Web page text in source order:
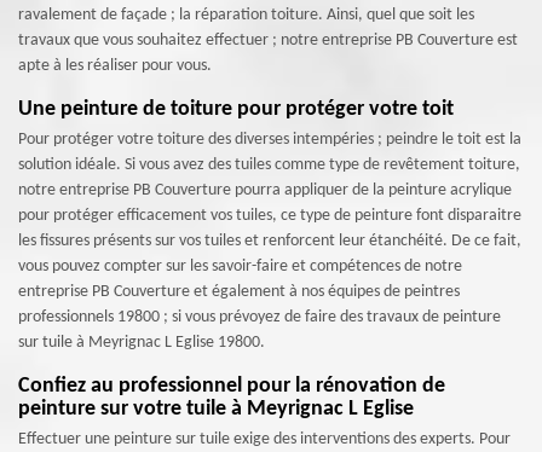
ravalement de façade ; la réparation toiture. Ainsi, quel que soit les
travaux que vous souhaitez effectuer ; notre entreprise PB Couverture est
apte à les réaliser pour vous.
Une peinture de toiture pour protéger votre toit
Pour protéger votre toiture des diverses intempéries ; peindre le toit est la
solution idéale. Si vous avez des tuiles comme type de revêtement toiture,
notre entreprise PB Couverture pourra appliquer de la peinture acrylique
pour protéger efficacement vos tuiles, ce type de peinture font disparaitre
les fissures présents sur vos tuiles et renforcent leur étanchéité. De ce fait,
vous pouvez compter sur les savoir-faire et compétences de notre
entreprise PB Couverture et également à nos équipes de peintres
professionnels 19800 ; si vous prévoyez de faire des travaux de peinture
sur tuile à Meyrignac L Eglise 19800.
Confiez au professionnel pour la rénovation de
peinture sur votre tuile à Meyrignac L Eglise
Effectuer une peinture sur tuile exige des interventions des experts. Pour